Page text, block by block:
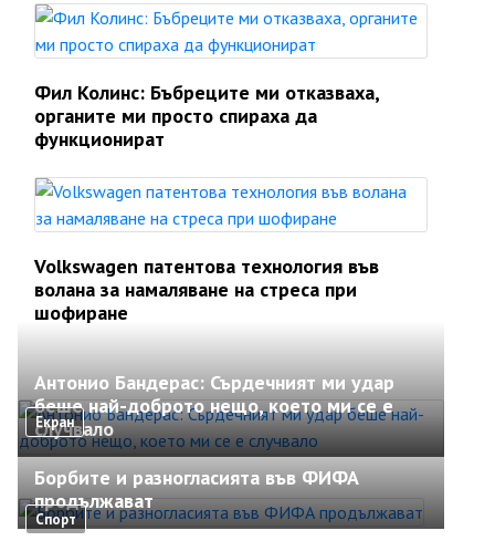
Фил Колинс: Бъбреците ми отказваха,
органите ми просто спираха да
функционират
Volkswagen патентова технология във
волана за намаляване на стреса при
шофиране
Екран
Антонио Бандерас: Сърдечният ми удар
беше най-доброто нещо, което ми се е
случвало
Спорт
Борбите и разногласията във ФИФА
продължават